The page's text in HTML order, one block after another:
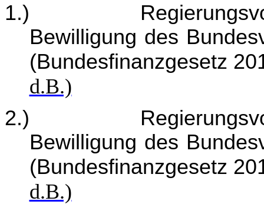
1.)
Bewilligung des
(Bundesfinanzgesetz
d.B.)
2.)
Bewilligung des
(Bundesfinanzgesetz
d.B.)